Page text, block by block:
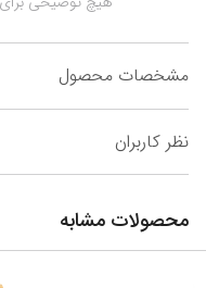
مشخصات محصول
نظر کاربران
محصولات مشابه